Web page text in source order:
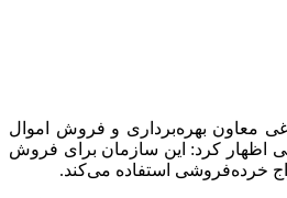
معاون بهره‌برداری و فروش اموال
اظهار کرد: این سازمان برای فروش
خرده‌فروشی استفاده می‌کند.